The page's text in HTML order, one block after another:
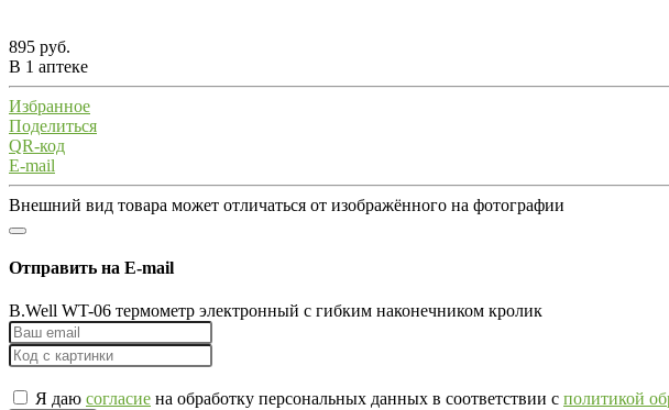
895 руб.
В 1 аптеке
Избранное
Поделиться
QR-код
E-mail
Внешний вид товара может отличаться от изображённого на фотографии
Отправить на E-mail
B.Well WT-06 термометр электронный с гибким наконечником кролик
Я даю согласие на обработку персональных данных в соответствии с политикой